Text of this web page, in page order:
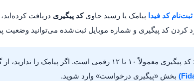
ثبت‌نام کد فیدا پیامک یا رسید حاویکد پیگیری دریافت
کردن کد پیگیری و شماره موبایل ثبت‌شده می‌توانید وضعیت
کد پیگیری معمولاً ۱۰ تا ۱۲ رقمی است. اگر پیامک را ندارید، از گزینه «بازیابی کد پیگیری» در سامانه استفاده کنید یا از
بخش «پیگیری درخواست» وارد شوید.